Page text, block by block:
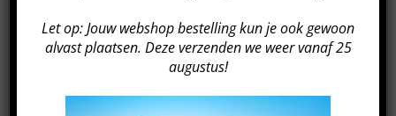
Let op: Jouw webshop bestelling kun je ook gewoon
alvast plaatsen. Deze verzenden we weer vanaf 25
augustus!